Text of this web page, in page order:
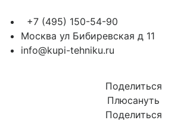
+7 (495) 150-54-90
Москва ул Бибиревская д 11
info@kupi-tehniku.ru
Поделиться
Плюсануть
Поделиться